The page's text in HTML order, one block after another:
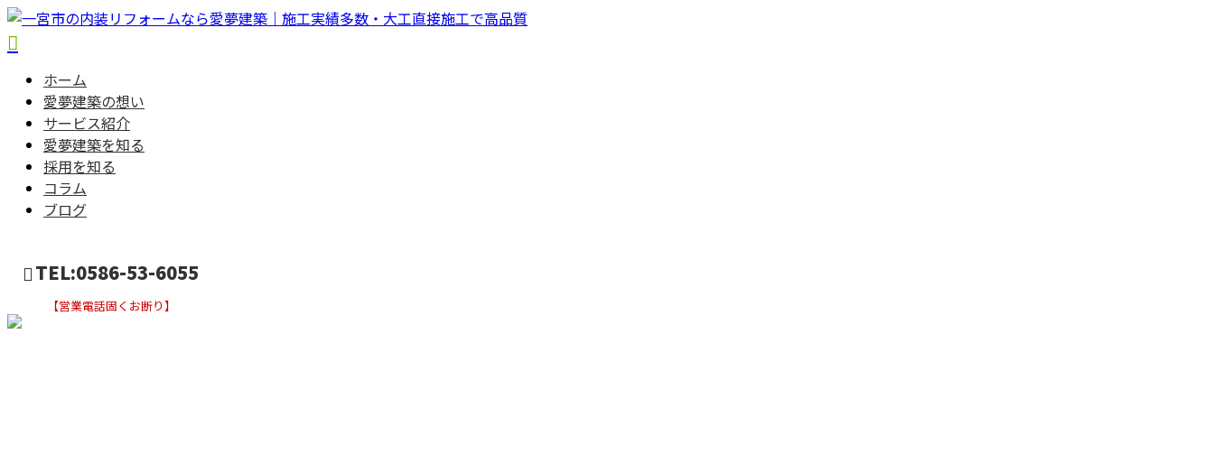
ホーム
愛夢建築の想い
サービス紹介
愛夢建築を知る
採用を知る
コラム
ブログ
TEL:0586-53-6055
【営業電話固くお断り】